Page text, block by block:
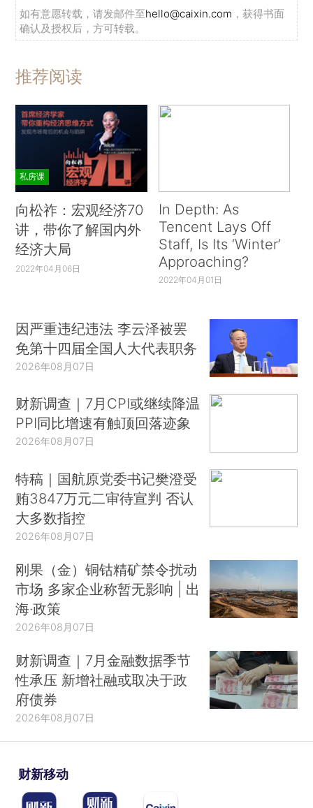
如有意愿转载，请发邮件至hello@caixin.com ，获得书面
确认及授权后，方可转载。
推荐阅读
私房课
向松祚：宏观经济70
讲，带你了解国内外
经济大局
2022年04月06日
In Depth: As
Tencent Lays Off
Staff, Is Its ‘Winter’
Approaching?
2022年04月01日
因严重违纪违法 李云泽被罢
免第十四届全国人大代表职务
2026年08月07日
财新调查｜7月CPI或继续降温
PPI同比增速有触顶回落迹象
2026年08月07日
特稿｜国航原党委书记樊澄受
贿3847万元二审待宣判 否认
大多数指控
2026年08月07日
刚果（金）铜钴精矿禁令扰动
市场 多家企业称暂无影响 | 出
海·政策
2026年08月07日
财新调查｜7月金融数据季节
性承压 新增社融或取决于政
府债券
2026年08月07日
财新移动